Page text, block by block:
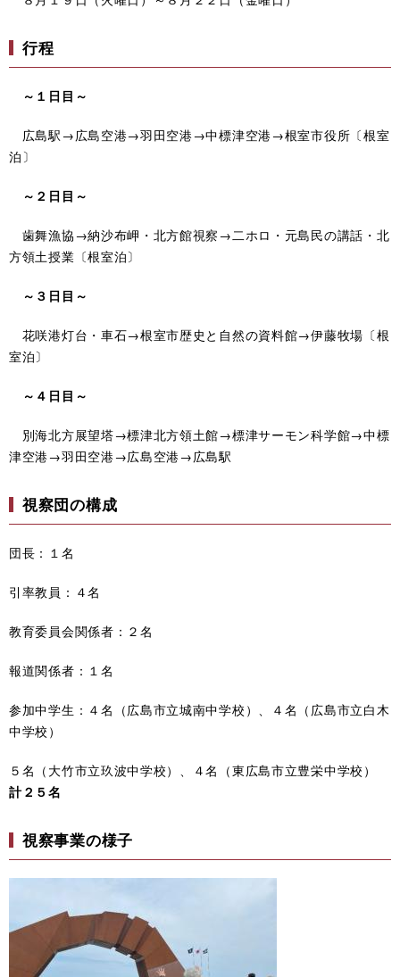
行程
～１日目～
広島駅→広島空港→羽田空港→中標津空港→根室市役所〔根室
泊〕
～２日目～
歯舞漁協→納沙布岬・北方館視察→二ホロ・元島民の講話・北
方領土授業〔根室泊〕
～３日目～
花咲港灯台・車石→根室市歴史と自然の資料館→伊藤牧場〔根
室泊〕
～４日目～
別海北方展望塔→標津北方領土館→標津サーモン科学館→中標
津空港→羽田空港→広島空港→広島駅
視察団の構成
団長：１名
引率教員：４名
教育委員会関係者：２名
報道関係者：１名
参加中学生：４名（広島市立城南中学校）、４名（広島市立白木
中学校）
５名（大竹市立玖波中学校）、４名（東広島市立豊栄中学校）
計２５名
視察事業の様子